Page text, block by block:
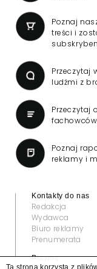
Poznaj
treści i
Przeczytaj
ludźmi z
Przeczytaj
fachowców
Poznaj
reklamy i
Kontakty do nas
Redakcja
Wydawca
Biuro reklamy
Prenumerata
Prawne:
Ta strona korzysta z